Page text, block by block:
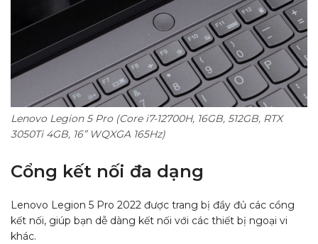
Lenovo Legion 5 Pro (Core i7-12700H, 16GB, 512GB, RTX
3050Ti 4GB, 16” WQXGA 165Hz)
Cổng kết nối đa dạng
Lenovo Legion 5 Pro 2022 được trang bị đầy đủ các cổng
kết nối, giúp bạn dễ dàng kết nối với các thiết bị ngoại vi
khác.